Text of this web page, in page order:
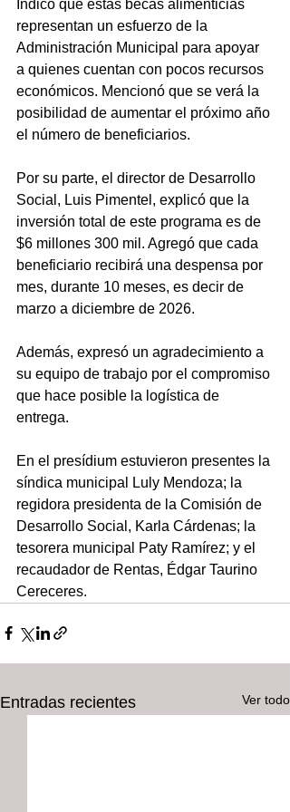
Indicó que estas becas alimenticias
representan un esfuerzo de la
Administración Municipal para apoyar
a quienes cuentan con pocos recursos
económicos. Mencionó que se verá la
posibilidad de aumentar el próximo año
el número de beneficiarios.
Por su parte, el director de Desarrollo
Social, Luis Pimentel, explicó que la
inversión total de este programa es de
$6 millones 300 mil. Agregó que cada
beneficiario recibirá una despensa por
mes, durante 10 meses, es decir de
marzo a diciembre de 2026.
Además, expresó un agradecimiento a
su equipo de trabajo por el compromiso
que hace posible la logística de
entrega.
En el presídium estuvieron presentes la
síndica municipal Luly Mendoza; la
regidora presidenta de la Comisión de
Desarrollo Social, Karla Cárdenas; la
tesorera municipal Paty Ramírez; y el
recaudador de Rentas, Édgar Taurino
Cereceres.
Entradas recientes Ver todo